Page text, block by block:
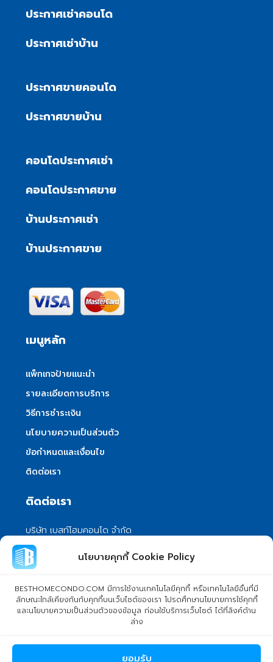
นโยบายคุกกี้ Cookie Policy
BESTHOMECONDO.COM มีการใช้งานเทคโนโลยีคุกกี้ หรือเทคโนโลยีอื่นที่มี
ลักษณะใกล้เคียงกันกับคุกกี้บนเว็บไซต์ของเรา โปรดศึกษานโยบายการใช้คุกกี้
และนโยบายความเป็นส่วนตัวของข้อมูล ก่อนใช้บริการเว็บไซต์ ได้ที่ลิงค์ด้าน
ล่าง
ยอมรับ
ประกาศเช่าคอนโด
ประกาศเช่าบ้าน
ประกาศขายคอนโด
ประกาศขายบ้าน
คอนโดประกาศเช่า
คอนโดประกาศขาย
บ้านประกาศเช่า
บ้านประกาศขาย
เมนูหลัก
แพ็กเกจป้ายแนะนำ
รายละเอียดการบริการ
วิธีการชำระเงิน
นโยบายความเป็นส่วนตัว
ข้อกำหนดและเงื่อนไข
ติดต่อเรา
ติดต่อเรา
บริษัท เบสท์โฮมคอนโด จำกัด
101/399 หมู่ 7 แขวงลําผักชี เขตหนองจอก
กรุงเทพมหานคร 10530
info@besthomecondo.com
© Copyright 2024 BESTHOMECONDO CO., LTD. - All rights